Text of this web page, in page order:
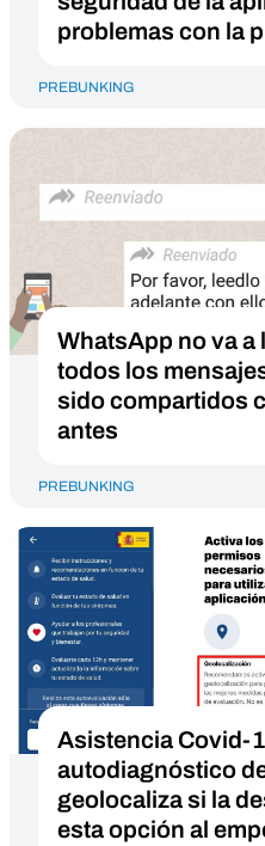
problemas con la
PREBUNKING
WhatsApp no va a
todos los
sido compartidos
antes
PREBUNKING
Asistencia Covid-
autodiagnóstico
geolocaliza si la
esta opción al